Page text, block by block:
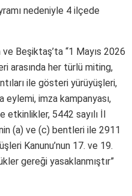
nedeniyle 4 ilçede
Beşiktaş’ta “1 Mayıs 2026
arasında her türlü miting,
ile gösteri yürüyüşleri,
eylemi, imza kampanyası,
etkinlikler, 5442 sayılı İl
(a) ve (c) bentleri ile 2911
Kanunu’nun 17. ve 19.
gereği yasaklanmıştır”